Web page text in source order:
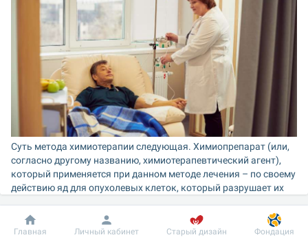
Суть метода химиотерапии следующая. Химиопрепарат (или,
согласно другому названию, химиотерапевтический агент),
который применяется при данном методе лечения – по своему
действию яд для опухолевых клеток, который разрушает их
размножение и в конечном результате убивает их, тем самым
не позволяя опухоли расти.
Добробут Информация Пациенту
Главная Личный кабинет Старый дизайн Фондация